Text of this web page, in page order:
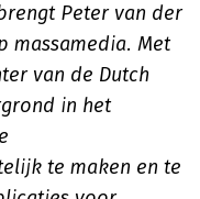
Peter van der
massamedia. Met
van de Dutch
in het
te maken en te